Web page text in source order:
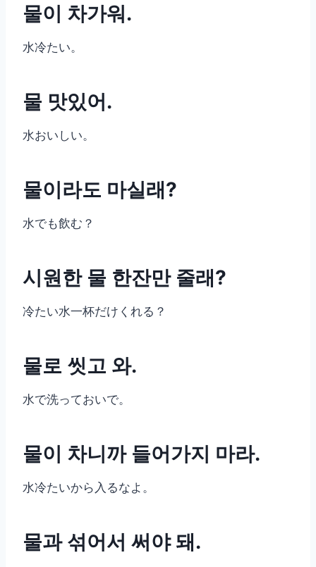
물이 차가워.
水冷たい。
물 맛있어.
水おいしい。
물이라도 마실래?
水でも飲む？
시원한 물 한잔만 줄래?
冷たい水一杯だけくれる？
물로 씻고 와.
水で洗っておいで。
물이 차니까 들어가지 마라.
水冷たいから入るなよ。
물과 섞어서 써야 돼.